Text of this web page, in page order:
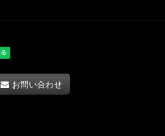
お問い合わせ